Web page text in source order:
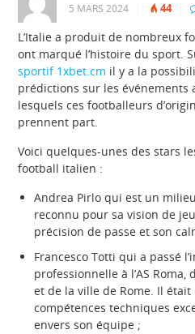
5 MARS 2024
44
L’Italie a produit de nombreux
ont marqué l’histoire du sport.
sportif 1xbet.cm il y a la
prédictions sur les événements
lesquels ces footballeurs
prennent part.
Voici quelques-unes des stars
football italien :
Andrea Pirlo qui est un
reconnu pour sa vision de
précision de passe et son
Francesco Totti qui a passé
professionnelle à l’AS
et de la ville de Rome. Il
compétences techniques
envers son équipe ;